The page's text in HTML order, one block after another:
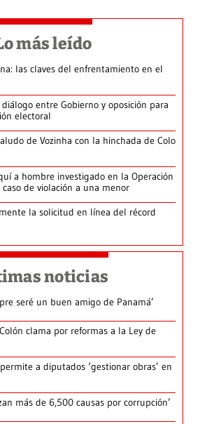
más leído
las claves del enfrentamiento en el
entre Gobierno y oposición para
electoral
de Vozinha con la hinchada de Colo
a hombre investigado en la Operación
de violación a una menor
la solicitud en línea del récord
noticias
seré un buen amigo de Panamá’
clama por reformas a la Ley de
a diputados ‘gestionar obras’ en
más de 6,500 causas por corrupción’